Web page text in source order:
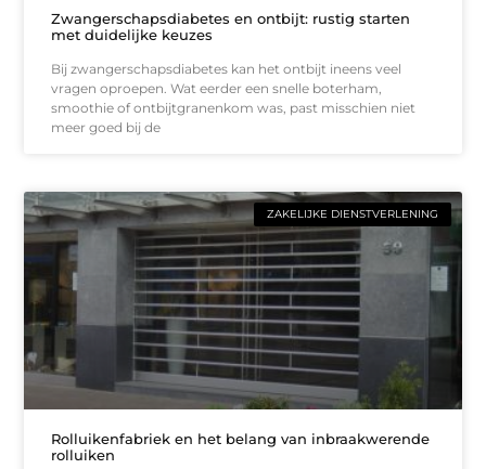
Zwangerschapsdiabetes en ontbijt: rustig starten
met duidelijke keuzes
Bij zwangerschapsdiabetes kan het ontbijt ineens veel
vragen oproepen. Wat eerder een snelle boterham,
smoothie of ontbijtgranenkom was, past misschien niet
meer goed bij de
ZAKELIJKE DIENSTVERLENING
Rolluikenfabriek en het belang van inbraakwerende
rolluiken